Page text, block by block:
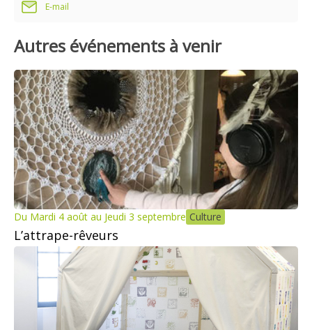
E-mail
Autres événements à venir
Du Mardi 4 août au Jeudi 3 septembre Culture
L’attrape-rêveurs